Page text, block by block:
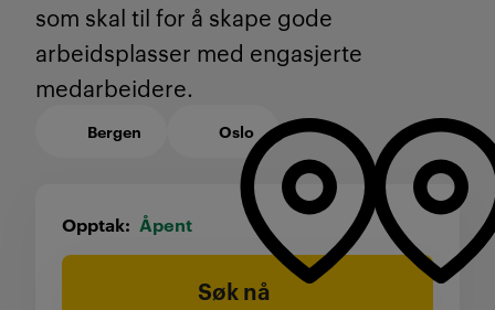
som skal til for å skape gode
arbeidsplasser med engasjerte
medarbeidere.
Bergen Oslo
Opptak Åpent
Søk nå